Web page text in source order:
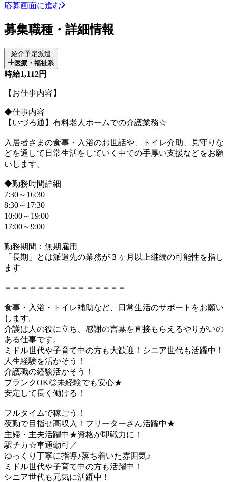
応募画面に進む
募集職種・詳細情報
紹介予定派遣
医療・福祉系
時給1,112円
【お仕事内容】
◆仕事内容
【いづろ通】有料老人ホームでの介護業務☆
入居者さまの食事・入浴のお世話や、トイレ介助、見守りな
どを通して日常生活をしていく中での手厚い支援などをお願
いします。
◆勤務時間詳細
7:30～16:30
8:30～17:30
10:00～19:00
17:00～9:00
勤務期間：無期雇用
「長期」とは派遣先の業務が３ヶ月以上継続の可能性を指し
ます
＝＝＝＝＝＝＝＝＝＝＝＝＝＝＝
食事・入浴・トイレ補助など、日常生活のサポートをお願い
します。
介護は人の役に立ち、感謝の言葉を直接もらえるやりがいの
ある仕事です。
ミドル世代や子育て中の方も大歓迎！シニア世代も活躍中！
人生経験を活かそう！
介護職の経験活かそう！
ブランクOK◎未経験でも安心★
安定して長く働ける！
フルタイムで稼ごう！
夜勤で目指せ高収入！フリーターさん活躍中★
主婦・主夫活躍中★資格が即戦力に！
駅チカ☆車通勤可／
ゆっくり丁寧に指導♪落ち着いた雰囲気♪
ミドル世代や子育て中の方も活躍中！
シニア世代も元気に活躍中！